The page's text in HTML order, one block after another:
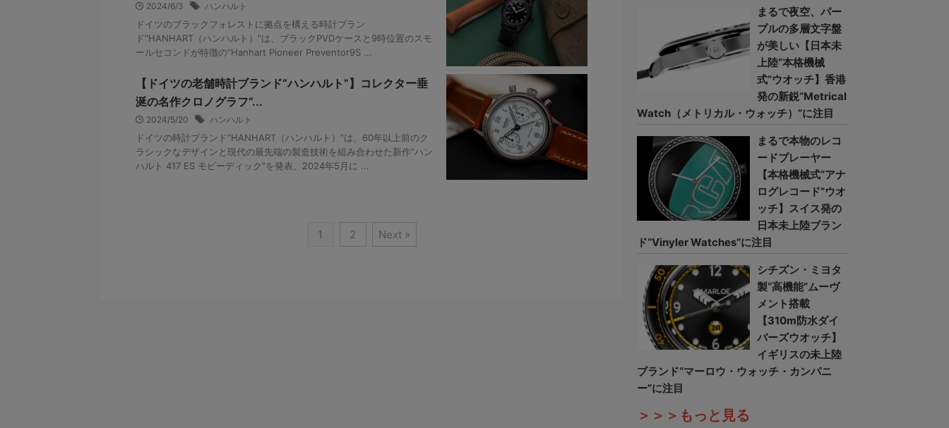
2024/6/3 ハンハルト
ドイツのブラックフォレストに拠点を構える時計ブラン
ド“HANHART（ハンハルト）”は、ブラックPVDケースと9時位置のスモ
ールセコンドが特徴の“Hanhart Pioneer Preventor9S ...
【ドイツの老舗時計ブランド“ハンハルト”】コレクター垂
涎の名作クロノグラフ“...
2024/5/20 ハンハルト
ドイツの時計ブランド“HANHART（ハンハルト）”は、60年以上前のク
ラシックなデザインと現代の最先端の製造技術を組み合わせた新作“ハン
ハルト 417 ES モビーディック”を発表。2024年5月に ...
1 2 Next »
まるで夜空、パー
プルの多層文字盤
が美しい【日本未
上陸“本格機械
式”ウオッチ】香港
発の新鋭“Metrical
Watch（メトリカル・ウォッチ）”に注目
まるで本物のレコ
ードプレーヤー
【本格機械式“アナ
ログレコード”ウオ
ッチ】スイス発の
日本未上陸ブラン
ド“Vinyler Watches”に注目
シチズン・ミヨタ
製“高機能”ムーヴ
メント搭載
【310m防水ダイ
バーズウオッチ】
イギリスの未上陸
ブランド“マーロウ・ウォッチ・カンパニ
ー”に注目
＞＞＞もっと見る